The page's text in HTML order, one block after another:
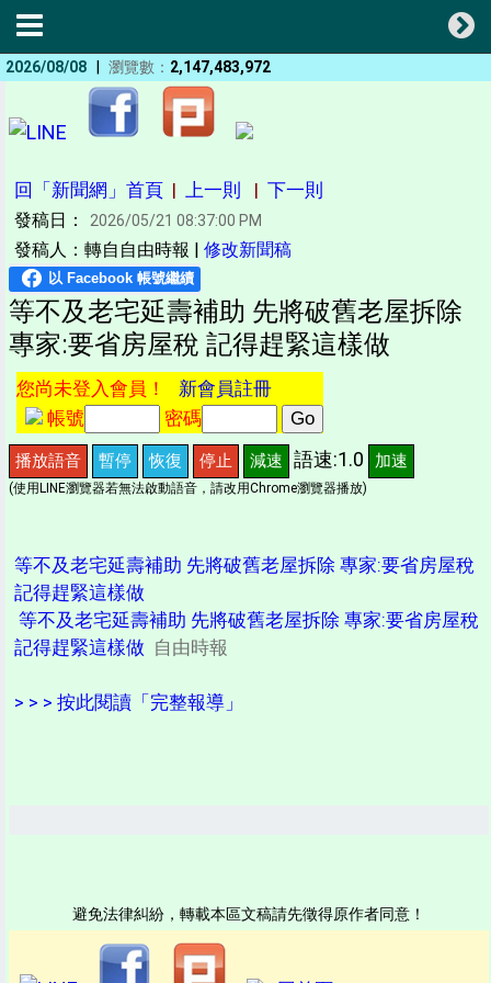
2026/08/08 | 瀏覽數： 2,147,483,972
回「新聞網」首頁 | 上一則 | 下一則
發稿日： 2026/05/21 08:37:00 PM
發稿人：轉自自由時報 | 修改新聞稿
等不及老宅延壽補助 先將破舊老屋拆除
專家:要省房屋稅 記得趕緊這樣做
您尚未登入會員！ 新會員註冊
帳號
密碼
播放語音 暫停 恢復 停止 減速 語速:1.0 加速
(使用LINE瀏覽器若無法啟動語音，請改用Chrome瀏覽器播放)
等不及老宅延壽補助 先將破舊老屋拆除 專家:要省房屋稅
記得趕緊這樣做
等不及老宅延壽補助 先將破舊老屋拆除 專家:要省房屋稅
記得趕緊這樣做 自由時報
> > > 按此閱讀「完整報導」
避免法律糾紛，轉載本區文稿請先徵得原作者同意！